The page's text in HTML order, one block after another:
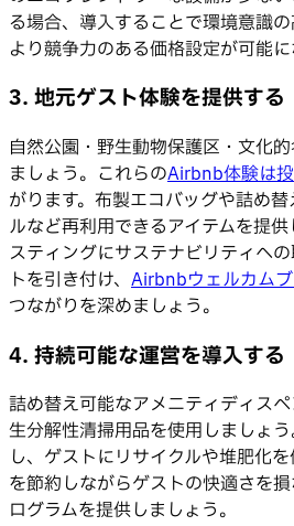
る場合、導入することで環境意識の
より競争力のある価格設定が可能に
3. 地元ゲスト体験を提供する
自然公園・野生動物保護区・文化
ましょう。これらのAirbnb体験は
がります。布製エコバッグや詰め
ルなど再利用できるアイテムを提
スティングにサステナビリティへ
トを引き付け、 Airbnbウェルカム
つながりを深めましょう。
4. 持続可能な運営を導入する
詰め替え可能なアメニティディス
生分解性清掃用品を使用しましょ
し、ゲストにリサイクルや堆肥化
を節約しながらゲストの快適さを
ログラムを提供しましょう。